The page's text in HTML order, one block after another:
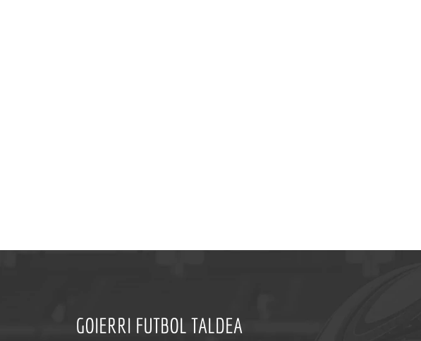
GOIERRI FUTBOL TALDEA